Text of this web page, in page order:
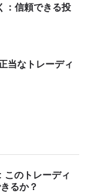
信頼できる投
当なトレーディ
のトレーディ
るか？